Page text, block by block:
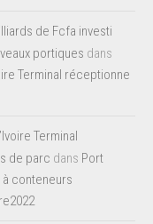
de Fcfa investi
portiques dans
Terminal réceptionne
Terminal
de parc dans Port
à conteneurs